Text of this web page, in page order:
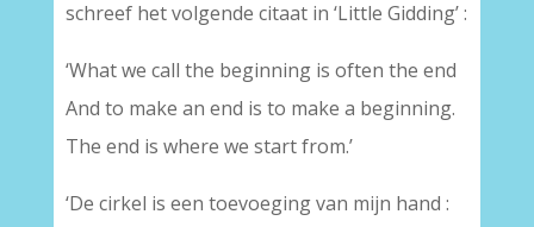
schreef het volgende citaat in ‘Little Gidding’ :
‘What we call the beginning is often the end
And to make an end is to make a beginning.
The end is where we start from.’
‘De cirkel is een toevoeging van mijn hand :